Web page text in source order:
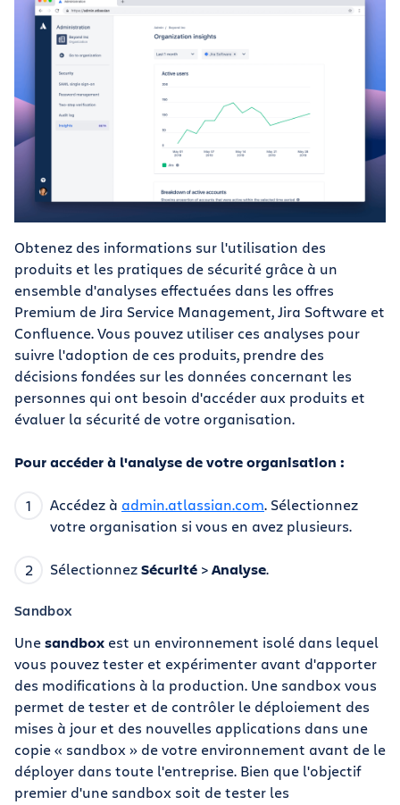
Obtenez des informations sur l'utilisation des
produits et les pratiques de sécurité grâce à un
ensemble d'analyses effectuées dans les offres
Premium de Jira Service Management, Jira Software et
Confluence. Vous pouvez utiliser ces analyses pour
suivre l'adoption de ces produits, prendre des
décisions fondées sur les données concernant les
personnes qui ont besoin d'accéder aux produits et
évaluer la sécurité de votre organisation.
Pour accéder à l'analyse de votre organisation :
Accédez à admin.atlassian.com. Sélectionnez
votre organisation si vous en avez plusieurs.
SélectionnezSécurité >Analyse.
Sandbox
Unesandbox est un environnement isolé dans lequel
vous pouvez tester et expérimenter avant d'apporter
des modifications à la production. Une sandbox vous
permet de tester et de contrôler le déploiement des
mises à jour et des nouvelles applications dans une
copie « sandbox » de votre environnement avant de le
déployer dans toute l'entreprise. Bien que l'objectif
premier d'une sandbox soit de tester les